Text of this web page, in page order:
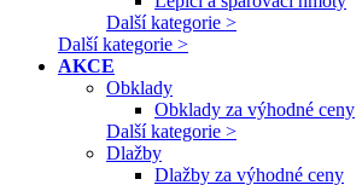
Další kategorie >
Další kategorie >
AKCE
Obklady
Obklady za výhodné ceny
Další kategorie >
Dlažby
Dlažby za výhodné ceny